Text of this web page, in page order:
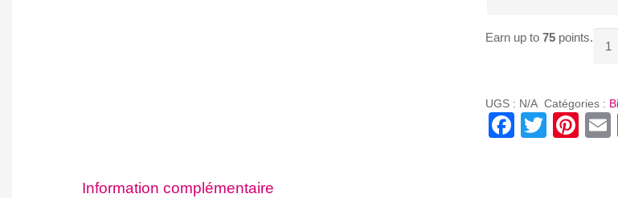
Earn up to 75points.
UGS : N/A Catégories :
Information complémentaire